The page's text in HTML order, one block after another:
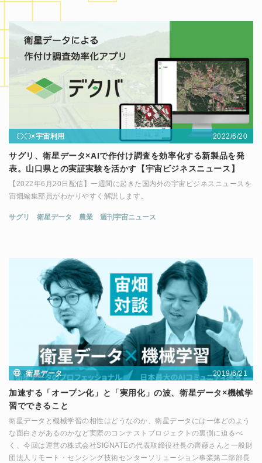
〇〇×宇宙利用 2022/6/20
サグリ、衛星データ×AIで作付け調査を効率化する新製品を発
表。山口県との実証実験を活かす【宇宙ビジネスニュース】
【2022年6月20日配信】一週間に起きた国内外の宇宙ビジネスニュースを
宙畑編集部員がわかりやすく解説します。
サグリ 衛星データ 農業 週刊宇宙ニュース
衛星データ 2019/6/21
加速する「オープン化」と「実用化」の波、衛星データ×機械学
習でできること
衛星データと機械学習の相性はどうなのか、衛星データには一体どのよう
な面白さがあるのかなど実際のコンテストプロジェクトの裏側に迫るべ
く、今回は運営の株式会社SIGNATEの代表取締役社長の齊藤さんと一般財
団法人リモート・センシング技術センターソリューション事業第二部部長